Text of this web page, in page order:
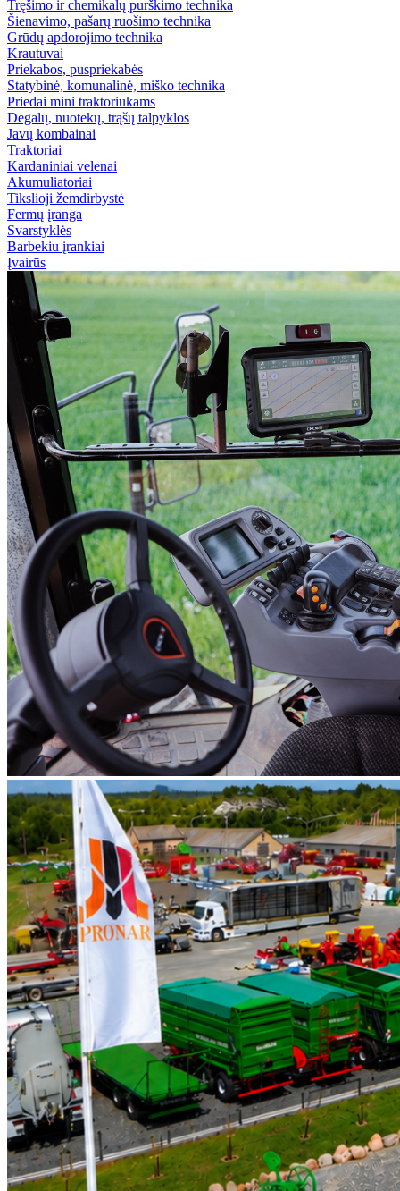
Tręšimo ir chemikalų purškimo technika
Šienavimo, pašarų ruošimo technika
Grūdų apdorojimo technika
Krautuvai
Priekabos, puspriekabės
Statybinė, komunalinė, miško technika
Priedai mini traktoriukams
Degalų, nuotekų, trąšų talpyklos
Javų kombainai
Traktoriai
Kardaniniai velenai
Akumuliatoriai
Tikslioji žemdirbystė
Fermų įranga
Svarstyklės
Barbekiu įrankiai
Įvairūs